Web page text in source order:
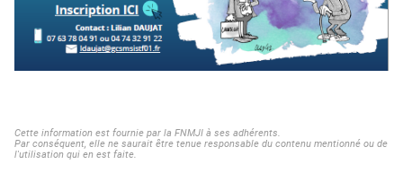
Cette information est fournie par la FNMJI à ses adhérents.
Par conséquent, elle ne saurait être tenue responsable du contenu mentionné ou de
l'utilisation qui en est faite.